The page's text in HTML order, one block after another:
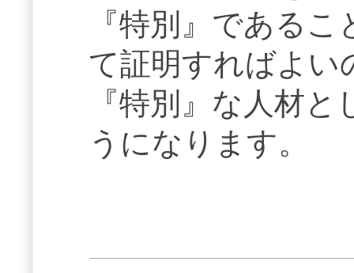
『特別』である
て証明すればよい
『特別』な人材
うになります。